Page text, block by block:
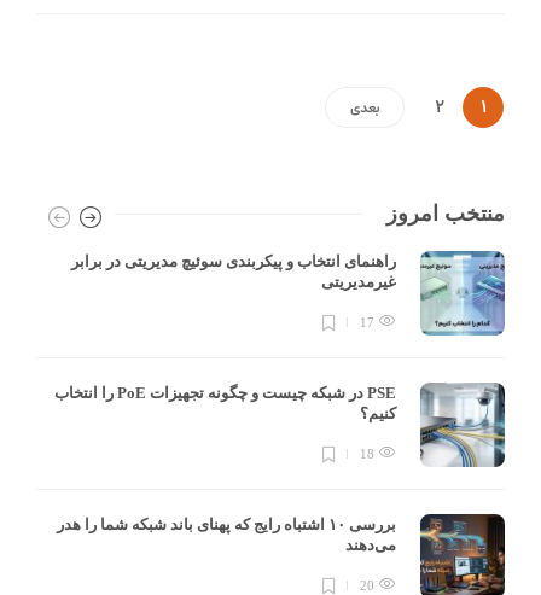
1
2 بعدی
منتخب امروز
راهنمای انتخاب و پیکربندی سوئیچ مدیریتی در برابر
غیرمدیریتی
17
PSE در شبکه چیست و چگونه تجهیزات PoE را انتخاب
کنیم؟
18
بررسی ۱۰ اشتباه رایج که پهنای باند شبکه شما را هدر
می‌دهند
20